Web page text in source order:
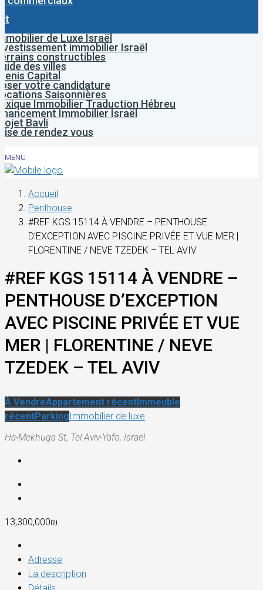
de Luxe Israël
immobilier Israël
constructibles
des villes
Capital
votre candidature
Saisonnières
Immobilier Traduction Hébreu
Immobilier Israël
Bavli
de rendez vous
MENU
Accueil
Penthouse
#REF KGS 15114 À VENDRE – PENTHOUSE
D’EXCEPTION AVEC PISCINE PRIVÉE ET VUE MER |
FLORENTINE / NEVE TZEDEK – TEL AVIV
#REF KGS 15114 À VENDRE –
PENTHOUSE D’EXCEPTION
AVEC PISCINE PRIVÉE ET VUE
MER | FLORENTINE / NEVE
TZEDEK – TEL AVIV
À VendreAppartement récentImmeuble
récentParkingImmobilier de luxe
Ha-Mekhuga St, Tel Aviv-Yafo, Israel
13,300,000₪
Adresse
La description